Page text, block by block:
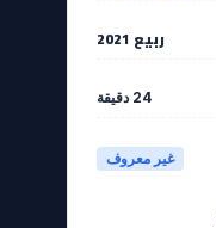
ربيع 2021
24 دقيقة
غير معروف